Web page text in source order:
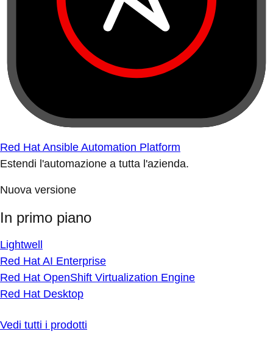
Red Hat Ansible Automation Platform
Estendi l'automazione a tutta l'azienda.
Nuova versione
In primo piano
Lightwell
Red Hat AI Enterprise
Red Hat OpenShift Virtualization Engine
Red Hat Desktop
Vedi tutti i prodotti